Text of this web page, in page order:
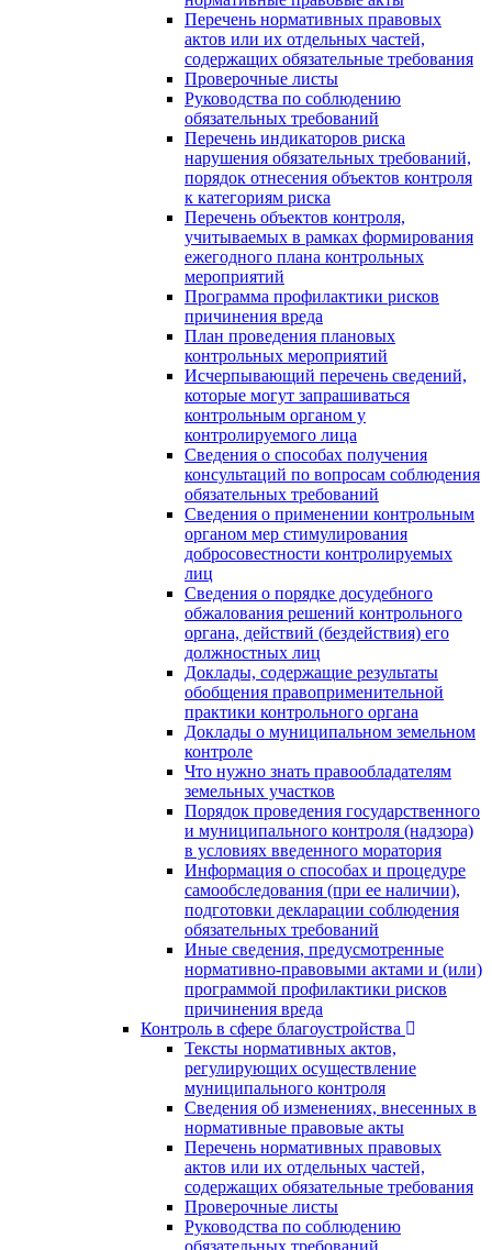
Перечень нормативных правовых
актов или их отдельных частей,
содержащих обязательные требования
Проверочные листы
Руководства по соблюдению
обязательных требований
Перечень индикаторов риска
нарушения обязательных требований,
порядок отнесения объектов контроля
к категориям риска
Перечень объектов контроля,
учитываемых в рамках формирования
ежегодного плана контрольных
мероприятий
Программа профилактики рисков
причинения вреда
План проведения плановых
контрольных мероприятий
Исчерпывающий перечень сведений,
которые могут запрашиваться
контрольным органом у
контролируемого лица
Сведения о способах получения
консультаций по вопросам соблюдения
обязательных требований
Сведения о применении контрольным
органом мер стимулирования
добросовестности контролируемых
лиц
Сведения о порядке досудебного
обжалования решений контрольного
органа, действий (бездействия) его
должностных лиц
Доклады, содержащие результаты
обобщения правоприменительной
практики контрольного органа
Доклады о муниципальном земельном
контроле
Что нужно знать правообладателям
земельных участков
Порядок проведения государственного
и муниципального контроля (надзора)
в условиях введенного моратория
Информация о способах и процедуре
самообследования (при ее наличии),
подготовки декларации соблюдения
обязательных требований
Иные сведения, предусмотренные
нормативно-правовыми актами и (или)
программой профилактики рисков
причинения вреда
Контроль в сфере благоустройства
Тексты нормативных актов,
регулирующих осуществление
муниципального контроля
Сведения об изменениях, внесенных в
нормативные правовые акты
Перечень нормативных правовых
актов или их отдельных частей,
содержащих обязательные требования
Проверочные листы
Руководства по соблюдению
обязательных требований